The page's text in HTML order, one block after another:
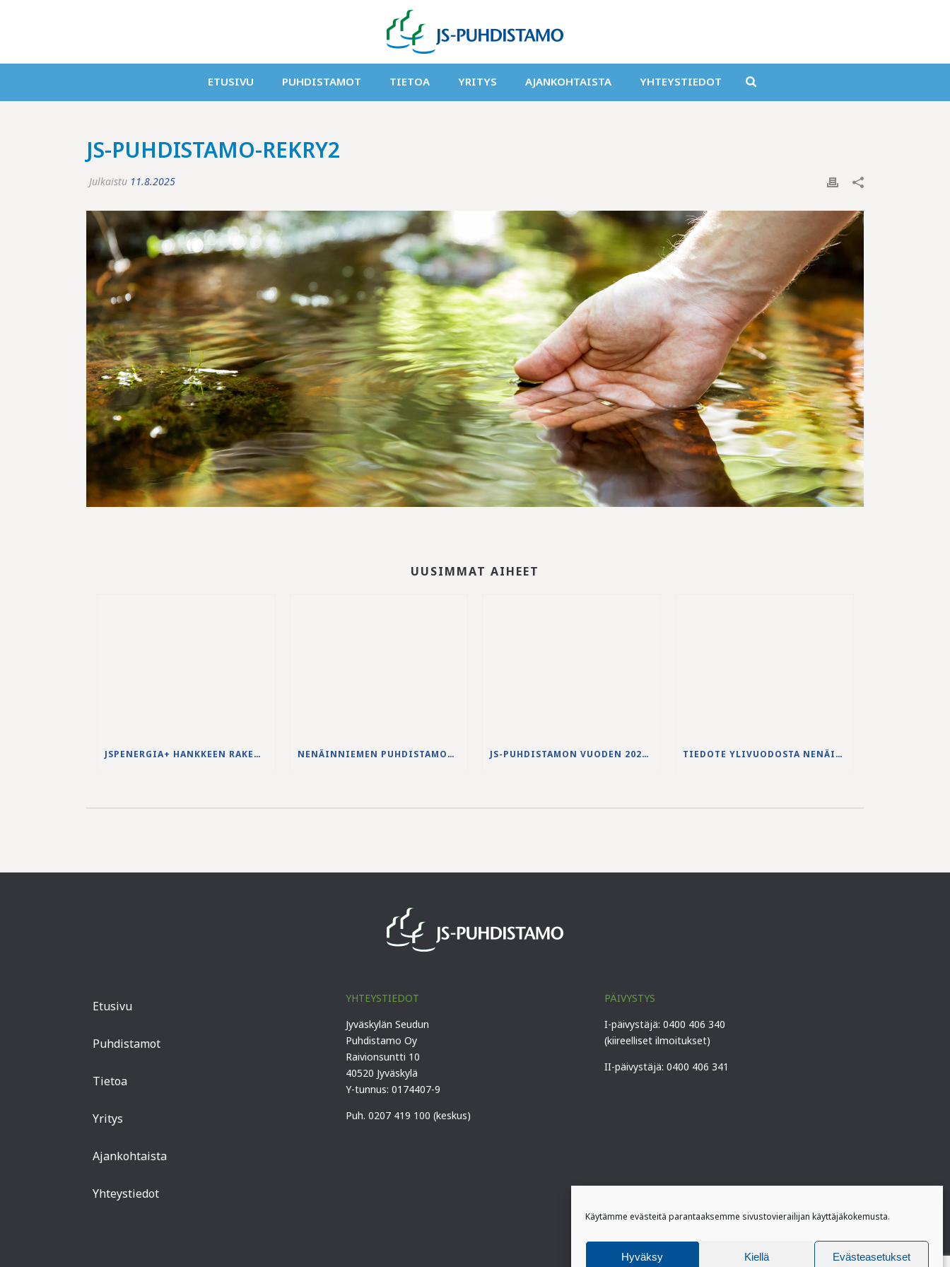
Käytämme evästeitä parantaaksemme sivustovierailijan käyttäjäkokemusta.
Hyväksy Kiellä Evästeasetukset
ETUSIVU PUHDISTAMOT TIETOA YRITYS AJANKOHTAISTA YHTEYSTIEDOT
JS-PUHDISTAMO-REKRY2
Julkaistu 11.8.2025
UUSIMMAT AIHEET
JSPENERGIA+ HANKKEEN RAKENNUSTYÖT KÄYNNISTYVÄT LOUHINTATÖILLÄ NENÄINNIEMEN PUHDISTAMON YLIVUODON 27.-28.5.2026 VESISTÖVAIKUTUKSET JS-PUHDISTAMON VUODEN 2025 VUOSIKERTOMUS ON JULKAISTU TIEDOTE YLIVUODOSTA NENÄINNIEMEN JÄTEVEDENPUHDISTAMOLLA
Etusivu
Puhdistamot
Tietoa
Yritys
Ajankohtaista
Yhteystiedot
YHTEYSTIEDOT
Jyväskylän Seudun
Puhdistamo Oy
Raivionsuntti 10
40520 Jyväskylä
Y-tunnus: 0174407-9
Puh. 0207 419 100 (keskus)
PÄIVYSTYS
I-päivystäjä: 0400 406 340
(kiireelliset ilmoitukset)
II-päivystäjä: 0400 406 341